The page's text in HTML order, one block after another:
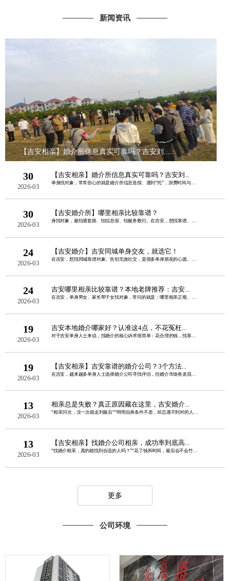
新闻资讯
【吉安相亲】婚介所信息真实可靠吗？吉安刘......
30
2026-03
【吉安相亲】婚介所信息真实可靠吗？吉安刘...
单身找对象，常常担心的就是婚介所信息造假、遇到“托”，浪费时间与金钱。其实，正规......
30
2026-03
【吉安婚介所】哪里相亲比较靠谱？
身找对象，最怕遇套路、怕信息假、怕服务敷衍。在吉安，想找靠谱、正规、本地口碑好的......
24
2026-03
【吉安婚介】吉安同城单身交友，就选它！
24
2026-03
吉安哪里相亲比较靠谱？本地老牌推荐：吉安...
在吉安，单身男女、家长帮子女找对象，常问的就是：哪里相亲正规、真实、不套路、成功......
19
2026-03
吉安本地婚介哪家好？认准这4点，不花冤枉...
对于吉安单身人士来说，找婚介的核心诉求很简单：花合理的钱，找靠谱的人，高效脱单不......
19
2026-03
【吉安相亲】吉安靠谱的婚介公司？3个方法...
在吉安，越来越多单身人士选择婚介公司寻找伴侣，但婚介市场鱼龙混杂，虚假宣传、婚托......
13
2026-03
相亲总是失败？真正原因藏在这里，吉安婚介...
“相亲30次，没一次能走到最后”“明明自身条件不差，却总遇不到对的人”“每次聊两......
13
2026-03
【吉安相亲】找婚介公司相亲，成功率到底高...
“找婚介相亲，真的能找到合适的人吗？”“花了钱和时间，最后会不会竹篮打水一场空？......
更多
公司环境